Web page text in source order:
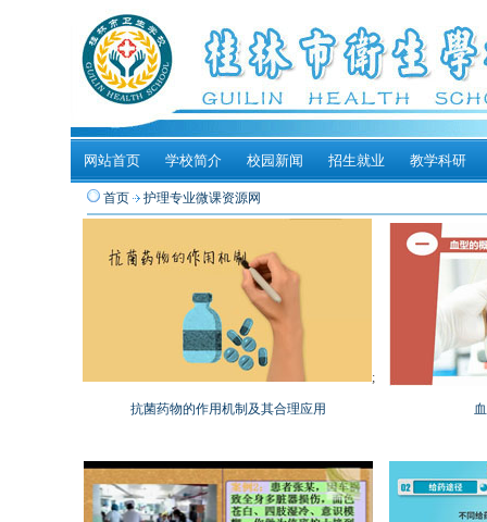
网站首页 学校简介 校园新闻 招生就业 教学科研
首页 护理专业微课资源网
;
抗菌药物的作用机制及其合理应用